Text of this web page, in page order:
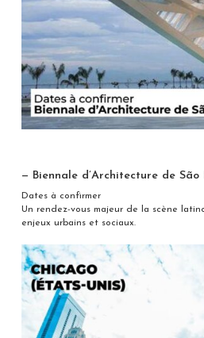
— Biennale d’Architecture de São
Dates à confirmer
Un rendez-vous majeur de la scène
enjeux urbains et sociaux.